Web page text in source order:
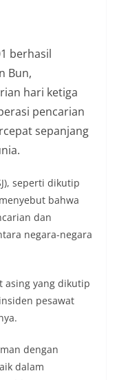
berhasil
Bun,
hari ketiga
pencarian
sepanjang
seperti dikutip
bahwa
dan
negara-negara
asing yang dikutip
pesawat
dengan
dalam